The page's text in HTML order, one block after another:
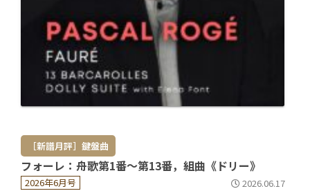
2026年6月号
［新譜月評］鍵盤曲
フォーレ：舟歌第1番～第13番，組曲《ドリー》
2026.06.17